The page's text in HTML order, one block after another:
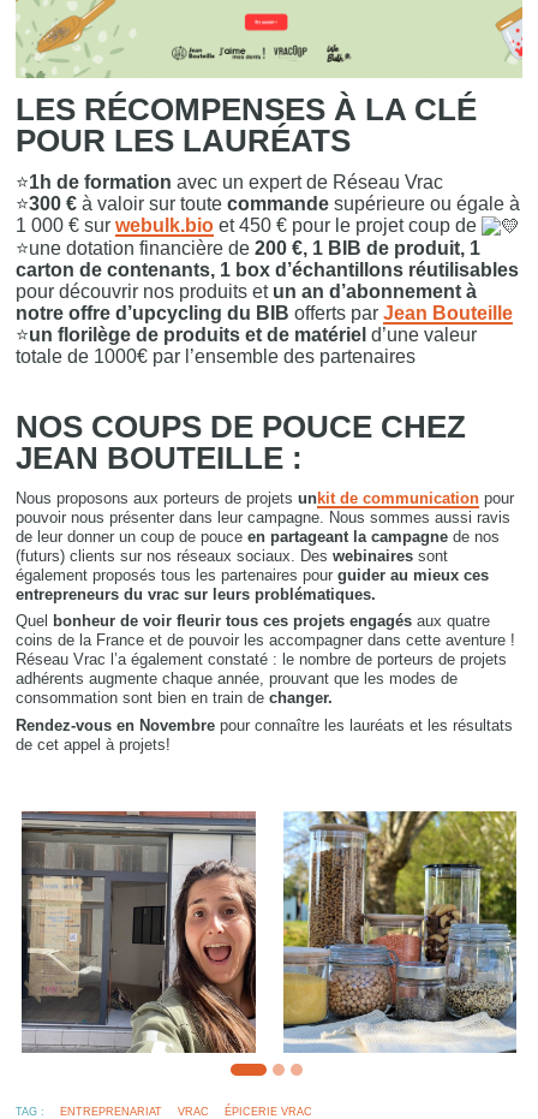
LES RÉCOMPENSES À LA CLÉ
POUR LES LAURÉATS
⭐1h de formation avec un expert de Réseau Vrac
⭐300 € à valoir sur toute commande supérieure ou égale à
1 000 € sur webulk.bio et 450 € pour le projet coup de
⭐une dotation financière de 200 €, 1 BIB de produit, 1
carton de contenants, 1 box d’échantillons réutilisables
pour découvrir nos produits et un an d’abonnement à
notre offre d’upcycling du BIB offerts par Jean Bouteille
⭐un florilège de produits et de matériel d’une valeur
totale de 1000€ par l’ensemble des partenaires
NOS COUPS DE POUCE CHEZ
JEAN BOUTEILLE :
Nous proposons aux porteurs de projets unkit de communication pour
pouvoir nous présenter dans leur campagne. Nous sommes aussi ravis
de leur donner un coup de pouce en partageant la campagne de nos
(futurs) clients sur nos réseaux sociaux. Des webinaires sont
également proposés tous les partenaires pour guider au mieux ces
entrepreneurs du vrac sur leurs problématiques.
Quel bonheur de voir fleurir tous ces projets engagés aux quatre
coins de la France et de pouvoir les accompagner dans cette aventure !
Réseau Vrac l’a également constaté : le nombre de porteurs de projets
adhérents augmente chaque année, prouvant que les modes de
consommation sont bien en train de changer.
Rendez-vous en Novembre pour connaître les lauréats et les résultats
de cet appel à projets!
TAG : ENTREPRENARIAT VRAC ÉPICERIE VRAC